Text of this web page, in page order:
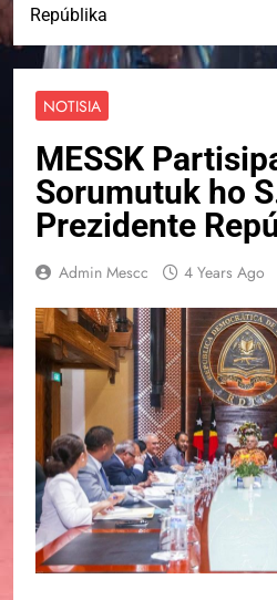
Repúblika
NOTISIA
MESSK
Sorumutuk ho
Prezidente
Admin Mescc 4 Years Ago